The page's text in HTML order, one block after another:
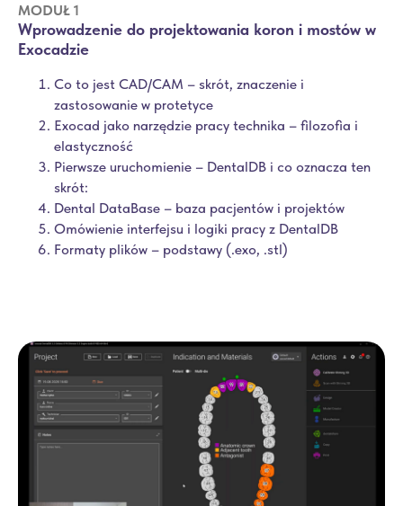
MODUŁ 1
Wprowadzenie do projektowania koron i mostów w
Exocadzie
Co to jest CAD/CAM – skrót, znaczenie i
zastosowanie w protetyce
Exocad jako narzędzie pracy technika – filozofia i
elastyczność
Pierwsze uruchomienie – DentalDB i co oznacza ten
skrót:
Dental DataBase – baza pacjentów i projektów
Omówienie interfejsu i logiki pracy z DentalDB
Formaty plików – podstawy (.exo, .stl)